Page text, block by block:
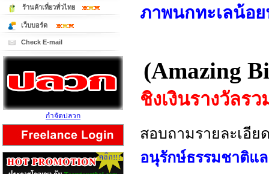
ภาพนกทะเลน้อ
(Amazing
ชิงเงินรางวัลร
สอบถามรายละเอี
อนุรักษ์ธรรมชาติแ
ร้านค้าเที่ยวทั่วไทย
เว็บบอร์ด
Check E-mail
กำจัดปลวก